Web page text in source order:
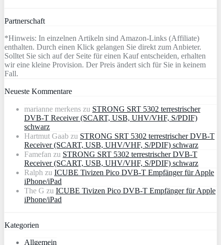
Partnerschaft
*Hinweis: In einzelnen Artikeln sind Amazon-Links (Affiliate)
enthalten. Durch einen Klick gelangen Sie direkt zum Anbieter.
Solltet Sie sich auf der Seite für einen Kauf entscheiden, erhalten
wir eine kleine Provision. Der Preis ändert sich für Sie in keinem
Fall.
Neueste Kommentare
marianne merkens zu STRONG SRT 5302 terrestrischer
DVB-T Receiver (SCART, USB, UHV/VHF, S/PDIF)
schwarz
Hartmut Gaab zu STRONG SRT 5302 terrestrischer DVB-T
Receiver (SCART, USB, UHV/VHF, S/PDIF) schwarz
Famefan zu STRONG SRT 5302 terrestrischer DVB-T
Receiver (SCART, USB, UHV/VHF, S/PDIF) schwarz
Ralph zu ICUBE Tivizen Pico DVB-T Empfänger für Apple
iPhone/iPad
The G zu ICUBE Tivizen Pico DVB-T Empfänger für Apple
iPhone/iPad
Kategorien
Allgemein